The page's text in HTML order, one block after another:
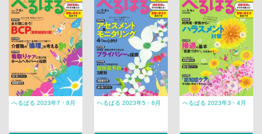
へるぱる 2023年7・8月 へるぱる 2023年5・6月 へるぱる 2023年3・4月